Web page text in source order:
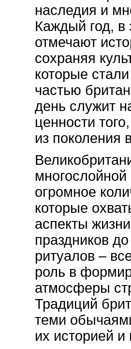
наследия и
Каждый год, в
отмечают
сохраняя
которые
частью
день служит
ценности
из поколения
огромное
которые
аспекты
праздников
ритуалов –
роль в
атмосферы
Традиций
теми
их историей и